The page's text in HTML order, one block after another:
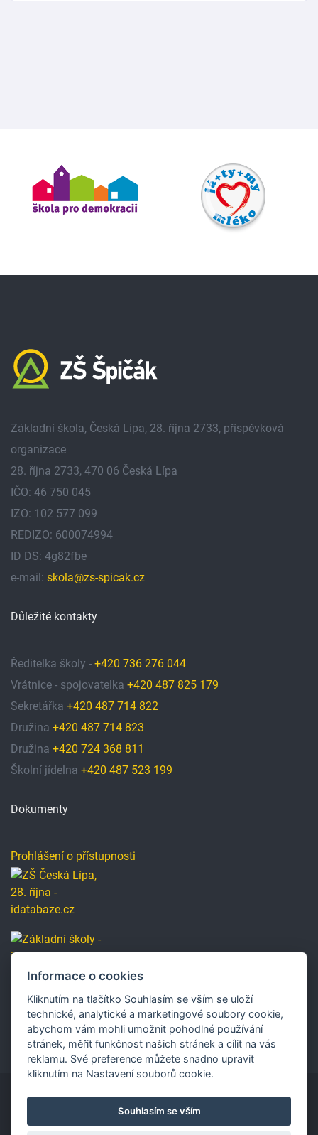
Základní škola, Česká Lípa, 28. října 2733, příspěvková
organizace
28. října 2733, 470 06 Česká Lípa
IČO: 46 750 045
IZO: 102 577 099
REDIZO: 600074994
ID DS: 4g82fbe
e-mail: skola@zs-spicak.cz
Důležité kontakty
Ředitelka školy - +420 736 276 044
Vrátnice - spojovatelka +420 487 825 179
Sekretářka +420 487 714 822
Družina +420 487 714 823
Družina +420 724 368 811
Školní jídelna +420 487 523 199
Dokumenty
Prohlášení o přístupnosti
Copyright © 2019 Základní škola, Česká Lípa, 28. října
2733, příspěvková organizace.
Informace o cookies
Kliknutím na tlačítko Souhlasím se vším se uloží
technické, analytické a marketingové soubory cookie,
abychom vám mohli umožnit pohodlné používání
stránek, měřit funkčnost našich stránek a cílit na vás
reklamu. Své preference můžete snadno upravit
kliknutím na Nastavení souborů cookie.
Souhlasím se vším